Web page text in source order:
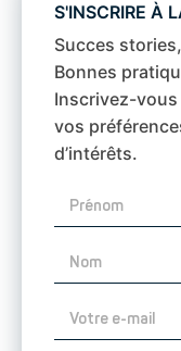
S'INSCRIRE À
Succes
Bonnes
Inscrivez-
vos
d’intérêts.